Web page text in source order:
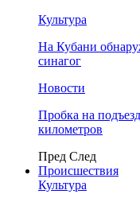
Культура
На Кубани
синагог
Новости
Пробка на
километров
Пред След
Происшествия
Культура